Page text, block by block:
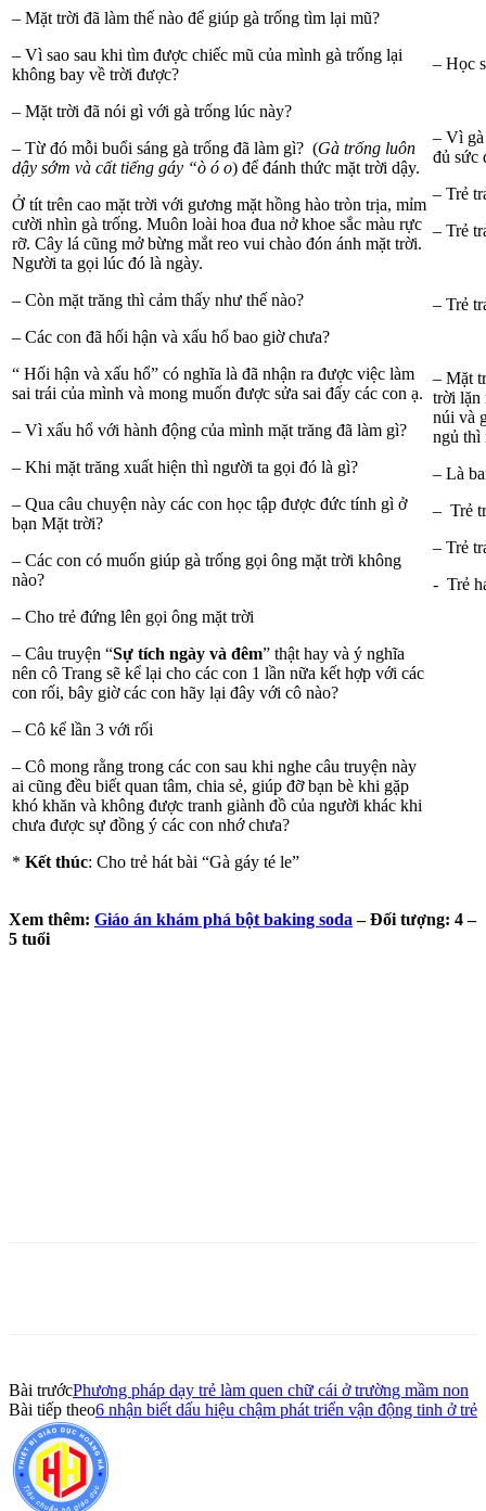
– Mặt trời đã làm thế nào để giúp gà trống tìm lại mũ?
– Vì sao sau khi tìm được chiếc mũ của mình gà trống lại
không bay về trời được?
– Mặt trời đã nói gì với gà trống lúc này?
– Từ đó mỗi buổi sáng gà trống đã làm gì? (Gà trống luôn
dậy sớm và cất tiếng gáy “ò ó o) để đánh thức mặt trời dậy.
Ở tít trên cao mặt trời với gương mặt hồng hào tròn trịa, mỉm
cười nhìn gà trống. Muôn loài hoa đua nở khoe sắc màu rực
rỡ. Cây lá cũng mở bừng mắt reo vui chào đón ánh mặt trời.
Người ta gọi lúc đó là ngày.
– Còn mặt trăng thì cảm thấy như thế nào?
– Các con đã hối hận và xấu hổ bao giờ chưa?
“ Hối hận và xấu hổ” có nghĩa là đã nhận ra được việc làm
sai trái của mình và mong muốn được sửa sai đấy các con ạ.
– Vì xấu hổ với hành động của mình mặt trăng đã làm gì?
– Khi mặt trăng xuất hiện thì người ta gọi đó là gì?
– Qua câu chuyện này các con học tập được đức tính gì ở
bạn Mặt trời?
– Các con có muốn giúp gà trống gọi ông mặt trời không
nào?
– Cho trẻ đứng lên gọi ông mặt trời
– Câu truyện “Sự tích ngày và đêm” thật hay và ý nghĩa
nên cô Trang sẽ kể lại cho các con 1 lần nữa kết hợp với các
con rối, bây giờ các con hãy lại đây với cô nào?
– Cô kể lần 3 với rối
– Cô mong rằng trong các con sau khi nghe câu truyện này
ai cũng đều biết quan tâm, chia sẻ, giúp đỡ bạn bè khi gặp
khó khăn và không được tranh giành đồ của người khác khi
chưa được sự đồng ý các con nhớ chưa?
* Kết thúc: Cho trẻ hát bài “Gà gáy té le”
– Học
– Vì gà
đủ sức
– Trẻ
– Trẻ
– Trẻ
– Mặt
trời lặn
núi và
ngủ thì
– Là
– Trẻ
– Trẻ
​​​​​​- Trẻ
Xem thêm: Giáo án khám phá bột baking soda – Đối tượng: 4 –
5 tuổi
Bài trướcPhương pháp dạy trẻ làm quen chữ cái ở trường mầm non
Bài tiếp theo6 nhận biết dấu hiệu chậm phát triển vận động tinh ở trẻ